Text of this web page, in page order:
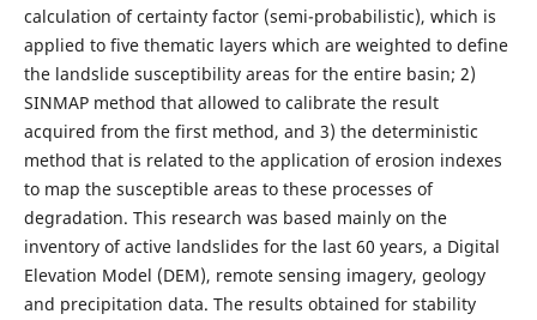
calculation of certainty factor (semi-probabilistic), which is
applied to five thematic layers which are weighted to define
the landslide susceptibility areas for the entire basin; 2)
SINMAP method that allowed to calibrate the result
acquired from the first method, and 3) the deterministic
method that is related to the application of erosion indexes
to map the susceptible areas to these processes of
degradation. This research was based mainly on the
inventory of active landslides for the last 60 years, a Digital
Elevation Model (DEM), remote sensing imagery, geology
and precipitation data. The results obtained for stability